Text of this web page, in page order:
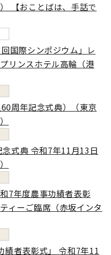
【おことばは、手話で
国際シンポジウム」レ
リンスホテル高輪（港
周年記念式典）（東京
式典 令和7年11月13日
7年度農事功績者表彰
ィーご臨席（赤坂インタ
績者表彰式」 令和7年11